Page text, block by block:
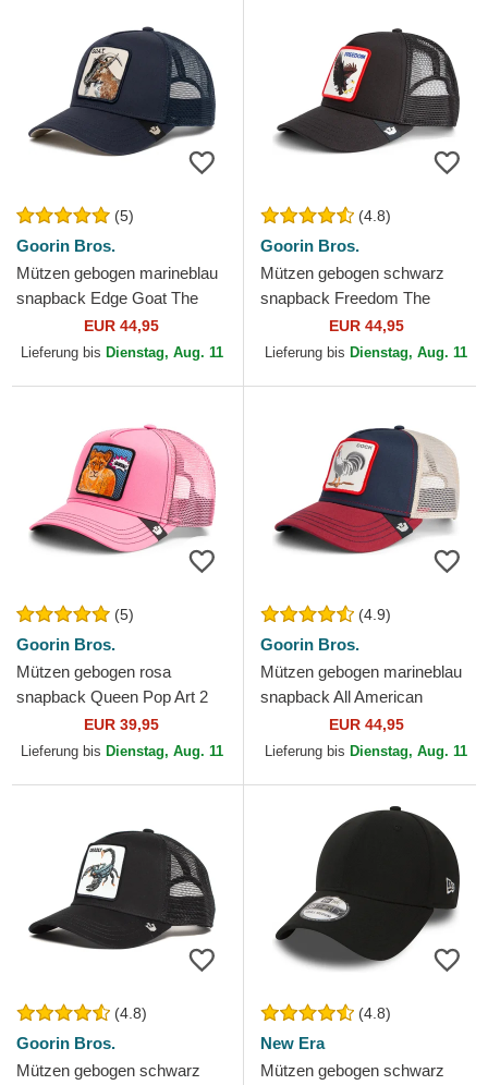
(5)
Goorin Bros.
Mützen gebogen marineblau
snapback Edge Goat The
Farm Goorin Bros.
EUR 44,95
Lieferung bis Dienstag, Aug. 11
(4.8)
Goorin Bros.
Mützen gebogen schwarz
snapback Freedom The
Farm Goorin Bros.
EUR 44,95
Lieferung bis Dienstag, Aug. 11
(5)
Goorin Bros.
Mützen gebogen rosa
snapback Queen Pop Art 2
The Farm Goorin Bros.
EUR 39,95
Lieferung bis Dienstag, Aug. 11
(4.9)
Goorin Bros.
Mützen gebogen marineblau
snapback All American
Rooster The Farm Goorin
Bros.
EUR 44,95
Lieferung bis Dienstag, Aug. 11
(4.8)
Goorin Bros.
Mützen gebogen schwarz
(4.8)
New Era
Mützen gebogen schwarz